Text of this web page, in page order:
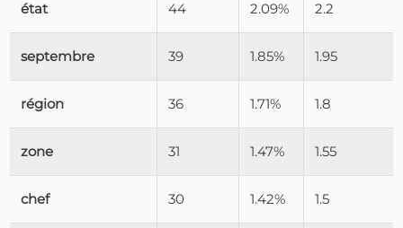
état 44 2.09% 2.2
septembre 39 1.85% 1.95
région 36 1.71% 1.8
zone 31 1.47% 1.55
chef 30 1.42% 1.5